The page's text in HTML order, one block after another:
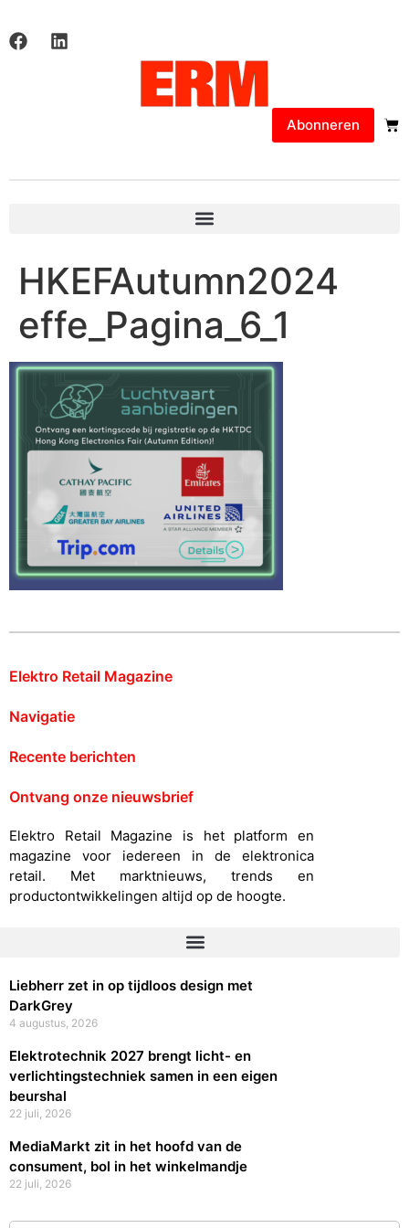
Abonneren
HKEFAutumn2024
effe_Pagina_6_1
Elektro Retail Magazine
Navigatie
Recente berichten
Ontvang onze nieuwsbrief
Elektro Retail Magazine is het platform en
magazine voor iedereen in de elektronica
retail. Met marktnieuws, trends en
productontwikkelingen altijd op de hoogte.
Liebherr zet in op tijdloos design met
DarkGrey
4 augustus, 2026
Elektrotechnik 2027 brengt licht- en
verlichtingstechniek samen in een eigen
beurshal
22 juli, 2026
MediaMarkt zit in het hoofd van de
consument, bol in het winkelmandje
22 juli, 2026